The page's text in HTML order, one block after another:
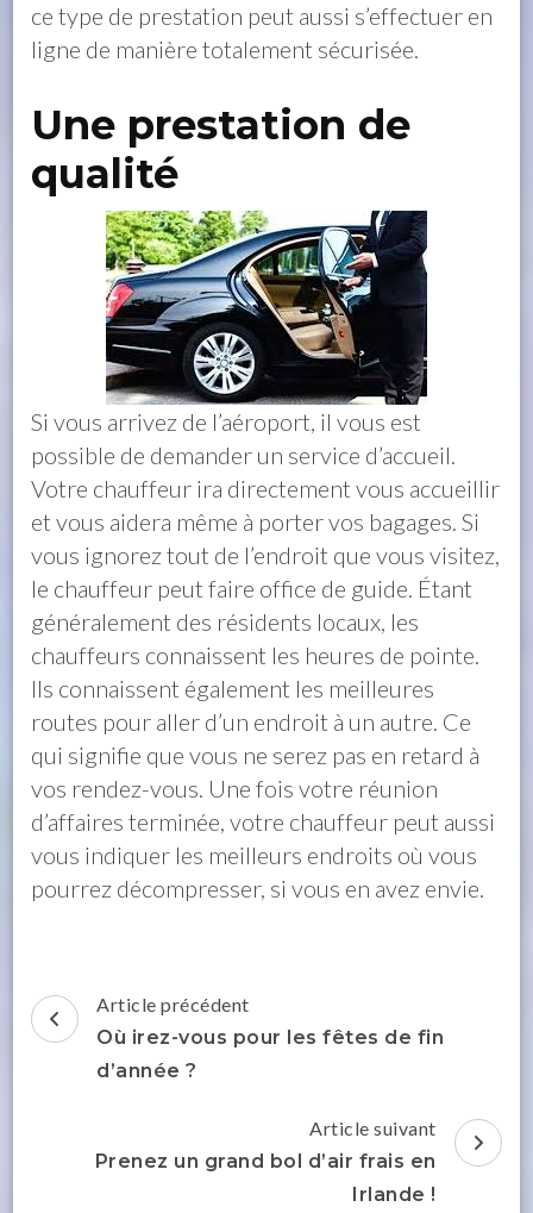
ce type de prestation peut aussi s’effectuer en
ligne de manière totalement sécurisée.
Une prestation de
qualité
Si vous arrivez de l’aéroport, il vous est
possible de demander un service d’accueil.
Votre chauffeur ira directement vous accueillir
et vous aidera même à porter vos bagages. Si
vous ignorez tout de l’endroit que vous visitez,
le chauffeur peut faire office de guide. Étant
généralement des résidents locaux, les
chauffeurs connaissent les heures de pointe.
Ils connaissent également les meilleures
routes pour aller d’un endroit à un autre. Ce
qui signifie que vous ne serez pas en retard à
vos rendez-vous. Une fois votre réunion
d’affaires terminée, votre chauffeur peut aussi
vous indiquer les meilleurs endroits où vous
pourrez décompresser, si vous en avez envie.
Navigation
d'article
Article précédent
Où irez-vous pour les fêtes de fin
d’année ?
Article suivant
Prenez un grand bol d’air frais en
Irlande !